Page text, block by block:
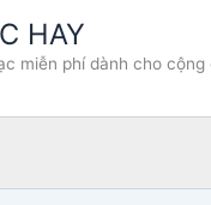
HAY
miễn phí dành cho cộng